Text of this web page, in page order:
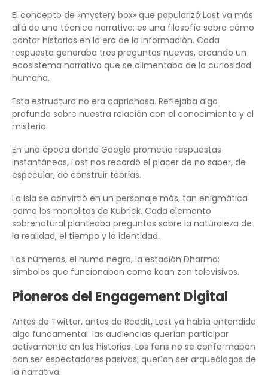
El concepto de «mystery box» que popularizó Lost va más
allá de una técnica narrativa: es una filosofía sobre cómo
contar historias en la era de la información. Cada
respuesta generaba tres preguntas nuevas, creando un
ecosistema narrativo que se alimentaba de la curiosidad
humana.
Esta estructura no era caprichosa. Reflejaba algo
profundo sobre nuestra relación con el conocimiento y el
misterio.
En una época donde Google prometía respuestas
instantáneas, Lost nos recordó el placer de no saber, de
especular, de construir teorías.
La isla se convirtió en un personaje más, tan enigmática
como los monolitos de Kubrick. Cada elemento
sobrenatural planteaba preguntas sobre la naturaleza de
la realidad, el tiempo y la identidad.
Los números, el humo negro, la estación Dharma:
símbolos que funcionaban como koan zen televisivos.
Pioneros del Engagement Digital
Antes de Twitter, antes de Reddit, Lost ya había entendido
algo fundamental: las audiencias querían participar
activamente en las historias. Los fans no se conformaban
con ser espectadores pasivos; querían ser arqueólogos de
la narrativa.